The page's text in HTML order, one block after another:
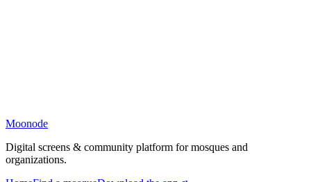
Moonode
Digital screens & community platform for mosques and
organizations.